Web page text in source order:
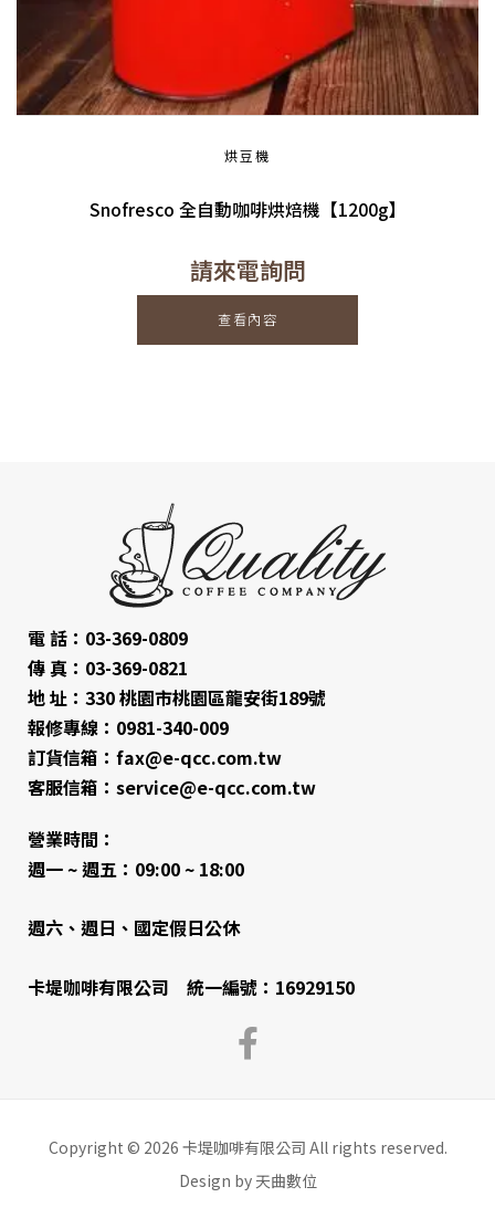
烘豆機
Snofresco 全自動咖啡烘焙機【1200g】
請來電詢問
查看內容
電 話：03-369-0809
傳 真：03-369-0821
地 址：330 桃園市桃園區龍安街189號
報修專線：0981-340-009
訂貨信箱：fax@e-qcc.com.tw
客服信箱：service@e-qcc.com.tw
營業時間：
週一 ~ 週五：09:00 ~ 18:00
週六、週日、國定假日公休
卡堤咖啡有限公司 統一編號：16929150
Copyright © 2026 卡堤咖啡有限公司 All rights reserved.
Design by 天曲數位